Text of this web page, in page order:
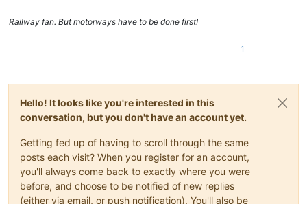
Railway fan. But motorways have to be done first!
1
Hello! It looks like you're interested in this
conversation, but you don't have an account yet.
Getting fed up of having to scroll through the same
posts each visit? When you register for an account,
you'll always come back to exactly where you were
before, and choose to be notified of new replies
(either via email, or push notification). You'll also be